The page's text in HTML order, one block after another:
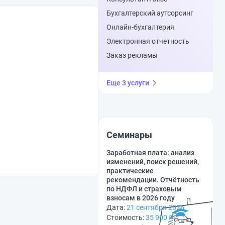
Бухгалтерский аутсорсинг
Онлайн-бухгалтерия
Электронная отчетность
Заказ рекламы
Еще 3 услуги
Семинары
Заработная плата: анализ
изменений, поиск решений,
практические
рекомендации. Отчётность
по НДФЛ и страховым
взносам в 2026 году
Дата:21 сентября 2026
Стоимость:35 900 ₽